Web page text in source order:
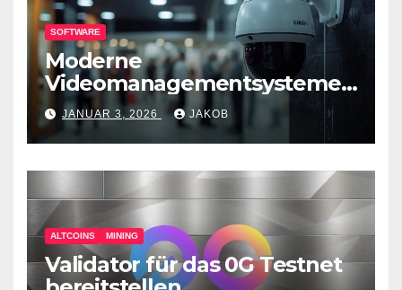
SOFTWARE
Moderne
Videomanagementsysteme
(VMS) – mehr als nur
Überwachungswerkzeuge
JANUAR 3, 2026 JAKOB
ALTCOINS MINING
Validator für das 0G Testnet